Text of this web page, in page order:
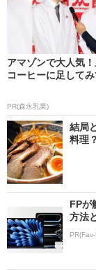
アマゾンで大人気
コーヒーに足してみ
PR(森永乳業)
結局
料理？
FPが
方法